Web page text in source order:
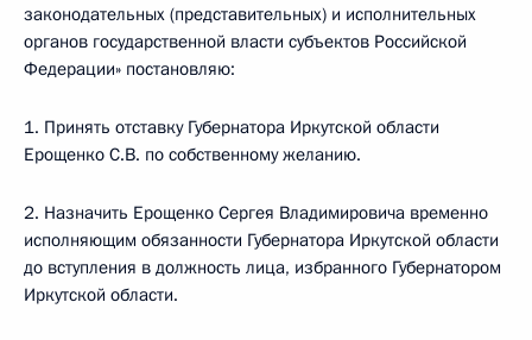
законодательных (представительных) и исполнительных
органов государственной власти субъектов Российской
Федерации» постановляю:
1. Принять отставку Губернатора Иркутской области
Ерощенко С.В. по собственному желанию.
2. Назначить Ерощенко Сергея Владимировича временно
исполняющим обязанности Губернатора Иркутской области
до вступления в должность лица, избранного Губернатором
Иркутской области.